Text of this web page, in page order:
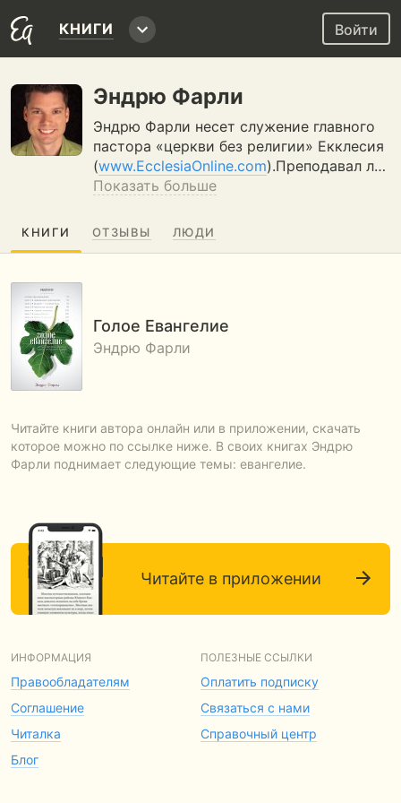
КНИГИ Войти
Эндрю Фарли
Эндрю Фарли несет служение главного
пастора «церкви без религии» Екклесия
(www.EcclesiaOnline.com).Преподавал л…
Показать больше
КНИГИ ОТЗЫВЫ ЛЮДИ
Голое Евангелие
Эндрю Фарли
Читайте книги автора онлайн или в приложении, скачать
которое можно по ссылке ниже. В своих книгах Эндрю
Фарли поднимает следующие темы: евангелие.
Читайте в приложении
ИНФОРМАЦИЯ
Правообладателям
Соглашение
Читалка
Блог
ПОЛЕЗНЫЕ ССЫЛКИ
Оплатить подписку
Связаться с нами
Справочный центр